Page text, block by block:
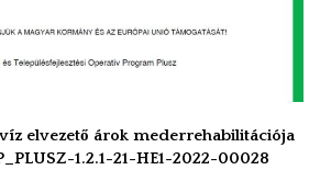
elvezető árok mederrehabilitációja
1.2.1-21-HE1-2022-00028